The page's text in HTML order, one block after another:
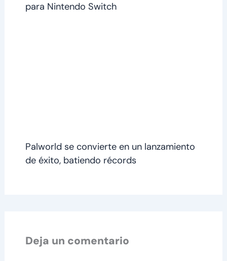
para Nintendo Switch
Palworld se convierte en un lanzamiento
de éxito, batiendo récords
Deja un comentario